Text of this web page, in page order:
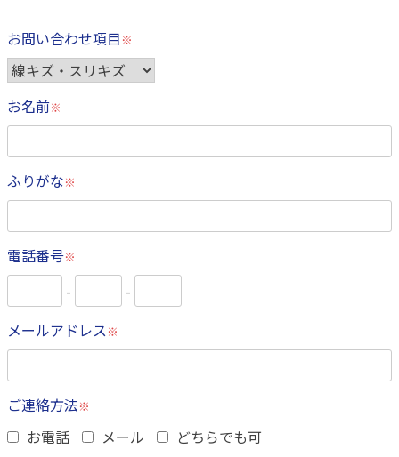
お問い合わせ項目 ※
お名前※
ふりがな※
電話番号※
-
-
メールアドレス※
ご連絡方法※
お電話 メール
どちらでも可